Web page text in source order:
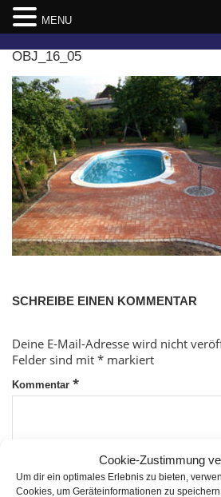
Cookie-Zustimmung
Um dir ein optimales Erlebnis zu bieten,
Cookies, um Geräteinformationen zu
content
OBJ_16_05
SCHREIBE EINEN KOMMENTAR
Deine E-Mail-Adresse wird nicht
Felder sind mit * markiert
Kommentar *
MENU